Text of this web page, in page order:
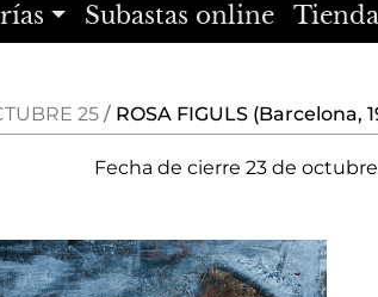
Subastas online Tienda
25 ROSA FIGULS (Barcelona,
Fecha de cierre23 de